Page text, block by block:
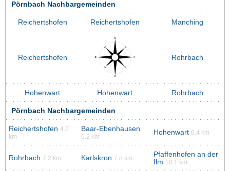
Pörnbach Nachbargemeinden
Reichertshofen Reichertshofen Manching
Reichertshofen Rohrbach
Hohenwart Hohenwart Rohrbach
Pörnbach Nachbargemeinden
Reichertshofen 4.7
km
Baar-Ebenhausen
6.2 km
Hohenwart 6.4 km
Rohrbach 7.2 km Karlskron 7.8 km
Pfaffenhofen an der
Ilm 10.1 km